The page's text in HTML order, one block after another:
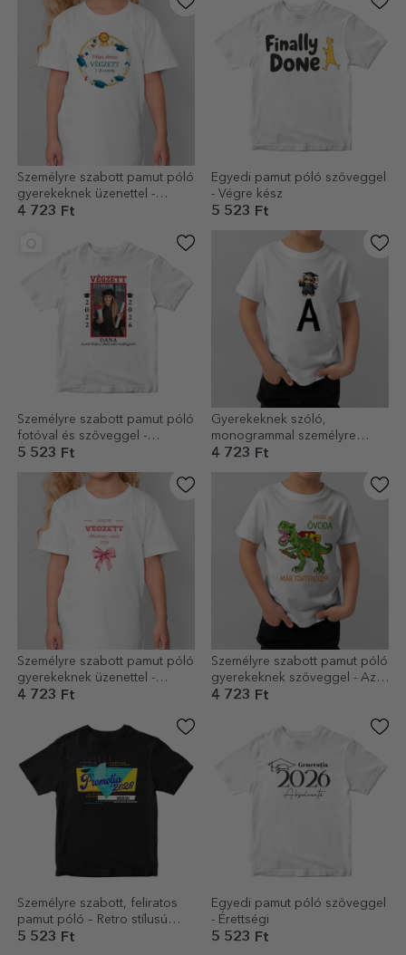
Személyre szabott pamut póló
gyerekeknek üzenettel -
Érettségi
4 723 Ft
Egyedi pamut póló szöveggel
- Végre kész
5 523 Ft
Személyre szabott pamut póló
fotóval és szöveggel -
Érettségi
5 523 Ft
Gyerekeknek szóló,
monogrammal személyre
szabott pamut póló –
4 723 Ft
Személyre szabott pamut póló
gyerekeknek üzenettel -
Absolventa
4 723 Ft
Személyre szabott pamut póló
gyerekeknek szöveggel - Az
óvoda már a múlté!
4 723 Ft
Személyre szabott, feliratos
pamut póló – Retro stílusú
érettségi póló
5 523 Ft
Egyedi pamut póló szöveggel
- Érettségi
5 523 Ft